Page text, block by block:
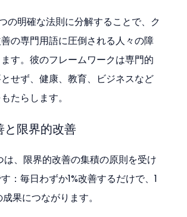
の明確な法則に分解することで、ク
の専門用語に圧倒される人々の障
す。彼のフレームワークは専門的
せず、健康、教育、ビジネスなど
たらします。
と限界的改善
は、限界的改善の集積の原則を受け
：毎日わずか1%改善するだけで、1
果につながります。